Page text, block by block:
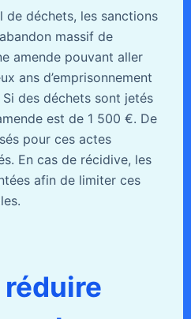
de déchets, les sanctions
massif de
amende pouvant aller
ans d’emprisonnement
des déchets sont jetés
est de 1 500 €. De
pour ces actes
En cas de récidive, les
afin de limiter ces